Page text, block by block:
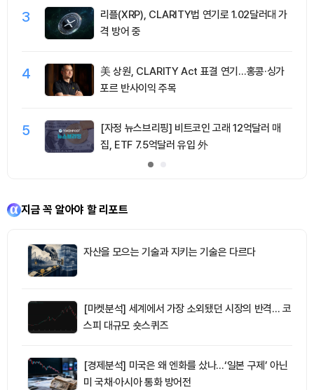
3
리플(XRP), CLARITY법 연기로 1.02달러대 가
격 방어 중
4
美 상원, CLARITY Act 표결 연기…홍콩·싱가
포르 반사이익 주목
5
[자정 뉴스브리핑] 비트코인 고래 12억달러 매
집, ETF 7.5억달러 유입 外
지금 꼭 알아야 할 리포트
자산을 모으는 기술과 지키는 기술은 다르다
[마켓분석] 세계에서 가장 소외됐던 시장의 반격… 코
스피 대규모 숏스퀴즈
[경제분석] 미국은 왜 엔화를 샀나…‘일본 구제’ 아닌
미 국채·아시아 통화 방어전